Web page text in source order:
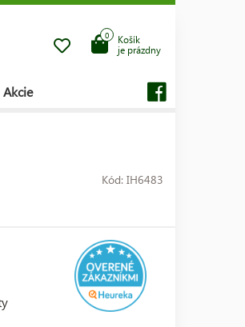
Košík
je prázdny
0
Akcie
Kód: IH6483